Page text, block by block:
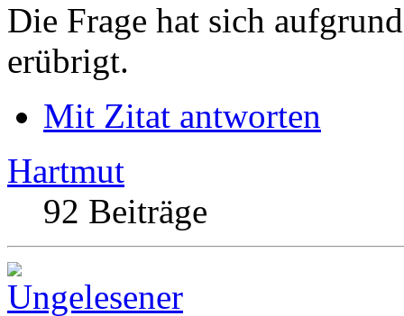
Die Frage hat sich
erübrigt.
Mit Zitat antworten
Hartmut
92 Beiträge